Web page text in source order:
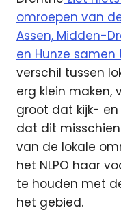
omroepen van
Assen, Midden-
en Hunze
verschil tussen
erg klein maken,
groot dat kijk-
dat dit
van de lokale
het NLPO haar
te houden met
het gebied.